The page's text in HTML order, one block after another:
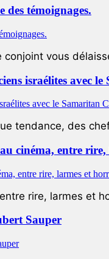
témoignages.
vous
israélites avec
tendance, des
cinéma, entre
rire, larmes et
Sauper